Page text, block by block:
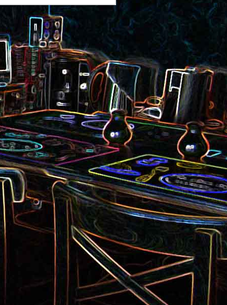
saumon et aux olives
Quiche sans pâte au chorizo
et aux pommes de terre
poêle
Pizza aux pommes de terre et
aux tomates séchées